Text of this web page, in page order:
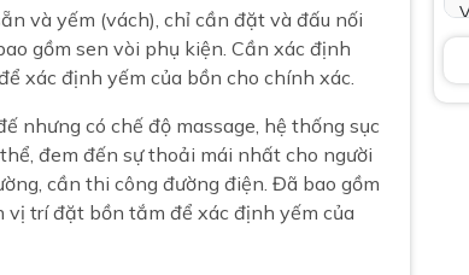
và yếm (vách), chỉ cần đặt và đấu nối
gồm sen vòi phụ kiện. Cần xác định
xác định yếm của bồn cho chính xác.
nhưng có chế độ massage, hệ thống sục
đem đến sự thoải mái nhất cho người
cần thi công đường điện. Đã bao gồm
trí đặt bồn tắm để xác định yếm của